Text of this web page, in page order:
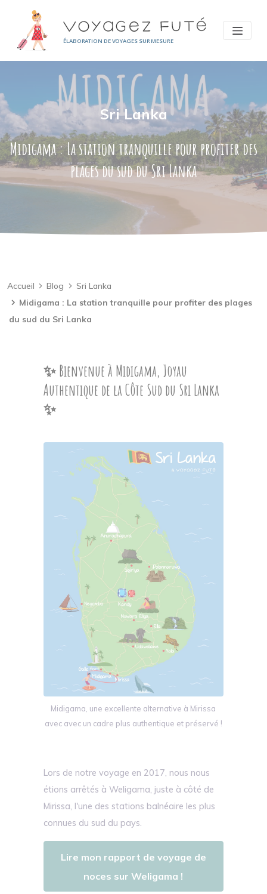
ÉLABORATION DE VOYAGES SUR MESURE
Sri Lanka
Midigama : La station tranquille pour profiter des
plages du sud du Sri Lanka
Accueil Blog
Sri Lanka
Midigama : La station tranquille pour profiter des plages
du sud du Sri Lanka
✨ Bienvenue à Midigama, Joyau
Authentique de la Côte Sud du Sri Lanka
✨
Midigama, une excellente alternative à Mirissa
avec avec un cadre plus authentique et préservé !
Lors de notre voyage en 2017, nous nous
étions arrêtés à Weligama, juste à côté de
Mirissa, l'une des stations balnéaire les plus
connues du sud du pays.
Lire mon rapport de voyage de
noces sur Weligama !
Panneau de gestion des cookies